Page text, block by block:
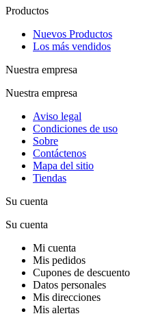
Productos
Nuevos Productos
Los más vendidos
Nuestra empresa
Nuestra empresa
Aviso legal
Condiciones de uso
Sobre
Contáctenos
Mapa del sitio
Tiendas
Su cuenta
Su cuenta
Mi cuenta
Mis pedidos
Cupones de descuento
Datos personales
Mis direcciones
Mis alertas